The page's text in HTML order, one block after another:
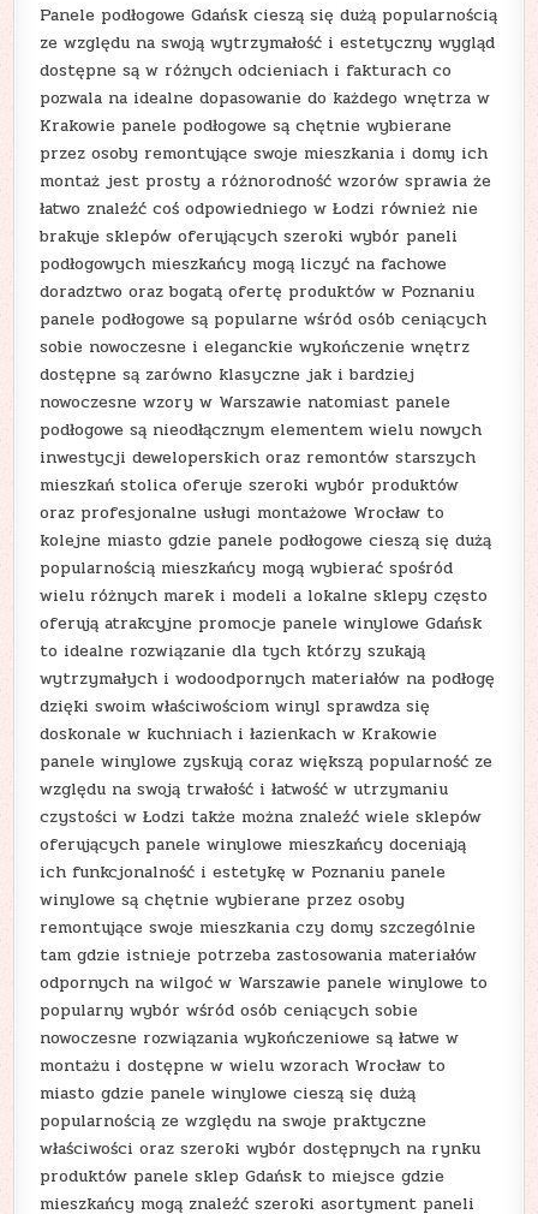
Panele podłogowe Gdańsk cieszą się dużą popularnością
ze względu na swoją wytrzymałość i estetyczny wygląd
dostępne są w różnych odcieniach i fakturach co
pozwala na idealne dopasowanie do każdego wnętrza w
Krakowie panele podłogowe są chętnie wybierane
przez osoby remontujące swoje mieszkania i domy ich
montaż jest prosty a różnorodność wzorów sprawia że
łatwo znaleźć coś odpowiedniego w Łodzi również nie
brakuje sklepów oferujących szeroki wybór paneli
podłogowych mieszkańcy mogą liczyć na fachowe
doradztwo oraz bogatą ofertę produktów w Poznaniu
panele podłogowe są popularne wśród osób ceniących
sobie nowoczesne i eleganckie wykończenie wnętrz
dostępne są zarówno klasyczne jak i bardziej
nowoczesne wzory w Warszawie natomiast panele
podłogowe są nieodłącznym elementem wielu nowych
inwestycji deweloperskich oraz remontów starszych
mieszkań stolica oferuje szeroki wybór produktów
oraz profesjonalne usługi montażowe Wrocław to
kolejne miasto gdzie panele podłogowe cieszą się dużą
popularnością mieszkańcy mogą wybierać spośród
wielu różnych marek i modeli a lokalne sklepy często
oferują atrakcyjne promocje panele winylowe Gdańsk
to idealne rozwiązanie dla tych którzy szukają
wytrzymałych i wodoodpornych materiałów na podłogę
dzięki swoim właściwościom winyl sprawdza się
doskonale w kuchniach i łazienkach w Krakowie
panele winylowe zyskują coraz większą popularność ze
względu na swoją trwałość i łatwość w utrzymaniu
czystości w Łodzi także można znaleźć wiele sklepów
oferujących panele winylowe mieszkańcy doceniają
ich funkcjonalność i estetykę w Poznaniu panele
winylowe są chętnie wybierane przez osoby
remontujące swoje mieszkania czy domy szczególnie
tam gdzie istnieje potrzeba zastosowania materiałów
odpornych na wilgoć w Warszawie panele winylowe to
popularny wybór wśród osób ceniących sobie
nowoczesne rozwiązania wykończeniowe są łatwe w
montażu i dostępne w wielu wzorach Wrocław to
miasto gdzie panele winylowe cieszą się dużą
popularnością ze względu na swoje praktyczne
właściwości oraz szeroki wybór dostępnych na rynku
produktów panele sklep Gdańsk to miejsce gdzie
mieszkańcy mogą znaleźć szeroki asortyment paneli